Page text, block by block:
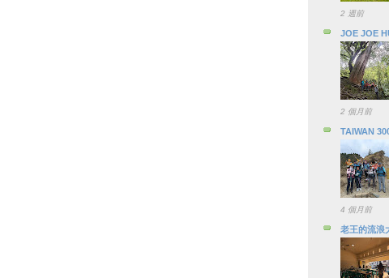
2 週前
JOE JOE
2 個月前
TAIWAN
4 個月前
老王的流浪